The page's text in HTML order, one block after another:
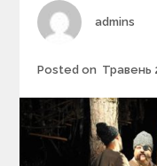
Author
admins
Posted on Травень